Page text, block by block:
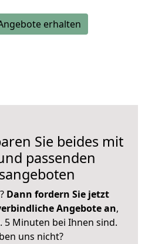
erhalten
Sie beides mit
passenden
Dann fordern Sie jetzt
Angebote an,
5 Minuten bei Ihnen sind.
uns nicht?